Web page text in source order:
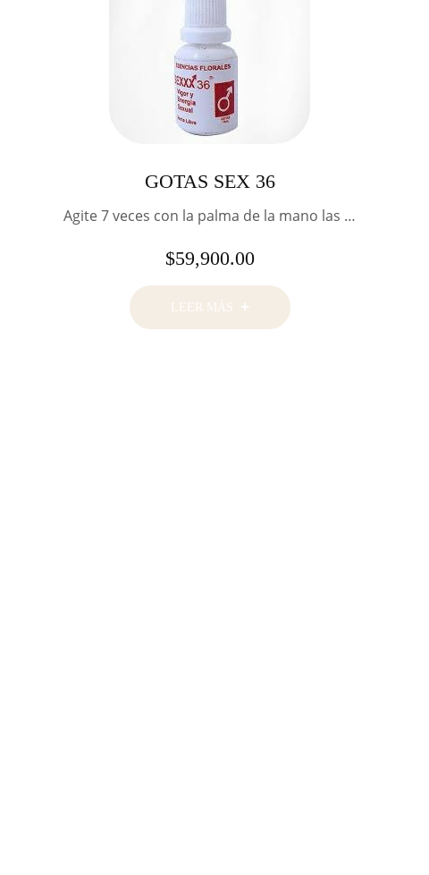
GOTAS SEX 36
Agite 7 veces con la palma de la mano las …
$59,900.00
LEER MÁS